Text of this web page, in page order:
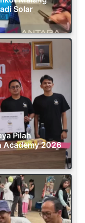
Solar
Pilah
Academy 2026